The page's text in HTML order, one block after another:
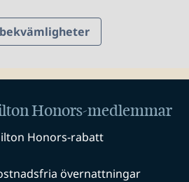
Honors-medlemmar
Honors-rabatt
övernattningar